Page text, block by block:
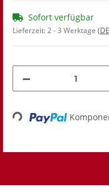
Sofort verfügbar
Lieferzeit:2 - 3 Werktage
Loading...